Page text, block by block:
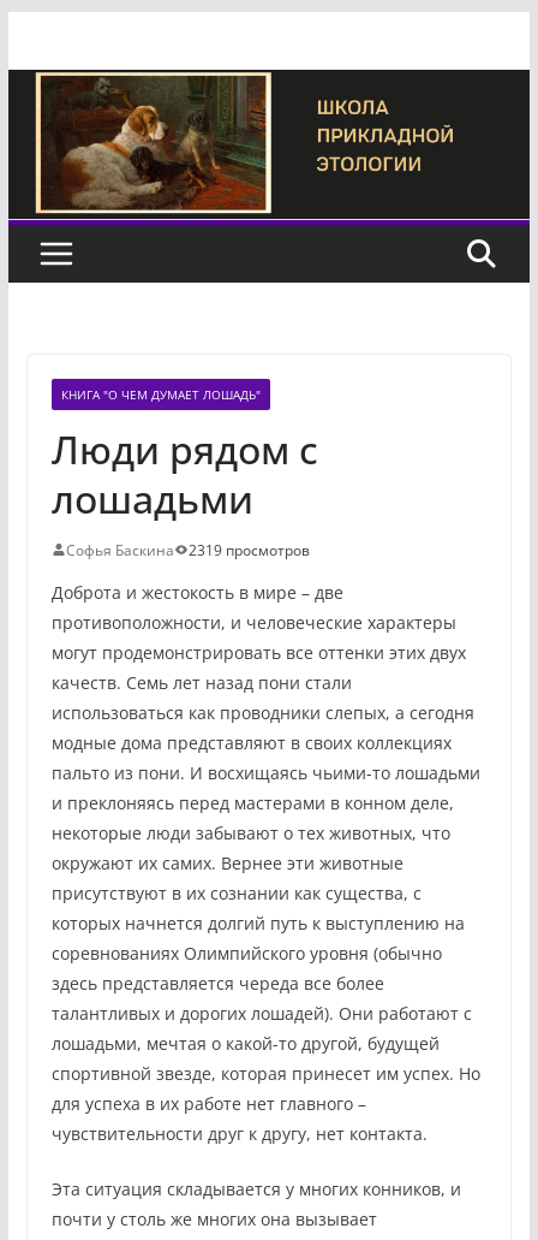
содержимому
КНИГА "О ЧЕМ ДУМАЕТ ЛОШАДЬ"
Люди рядом с
лошадьми
Софья Баскина 2319 просмотров
Доброта и жестокость в мире – две
противоположности, и человеческие характеры
могут продемонстрировать все оттенки этих двух
качеств. Семь лет назад пони стали
использоваться как проводники слепых, а сегодня
модные дома представляют в своих коллекциях
пальто из пони. И восхищаясь чьими-то лошадьми
и преклоняясь перед мастерами в конном деле,
некоторые люди забывают о тех животных, что
окружают их самих. Вернее эти животные
присутствуют в их сознании как существа, с
которых начнется долгий путь к выступлению на
соревнованиях Олимпийского уровня (обычно
здесь представляется череда все более
талантливых и дорогих лошадей). Они работают с
лошадьми, мечтая о какой-то другой, будущей
спортивной звезде, которая принесет им успех. Но
для успеха в их работе нет главного –
чувствительности друг к другу, нет контакта.
Эта ситуация складывается у многих конников, и
почти у столь же многих она вызывает